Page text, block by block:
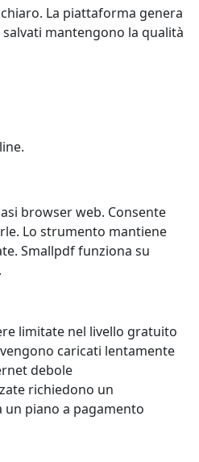
La piattaforma genera
mantengono la qualità
browser web. Consente
Lo strumento mantiene
Smallpdf funziona su
limitate nel livello gratuito
caricati lentamente
debole
richiedono un
un piano a pagamento